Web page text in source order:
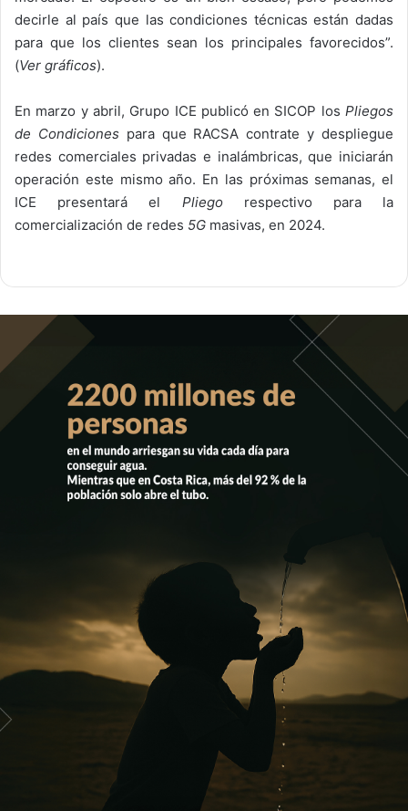
decirle al país que las condiciones técnicas están dadas
para que los clientes sean los principales favorecidos”.
(Ver gráficos).
En marzo y abril, Grupo ICE publicó en SICOP los Pliegos
de Condiciones para que RACSA contrate y despliegue
redes comerciales privadas e inalámbricas, que iniciarán
operación este mismo año. En las próximas semanas, el
ICE presentará el Pliegorespectivo para la
comercialización de redes 5G masivas, en 2024.